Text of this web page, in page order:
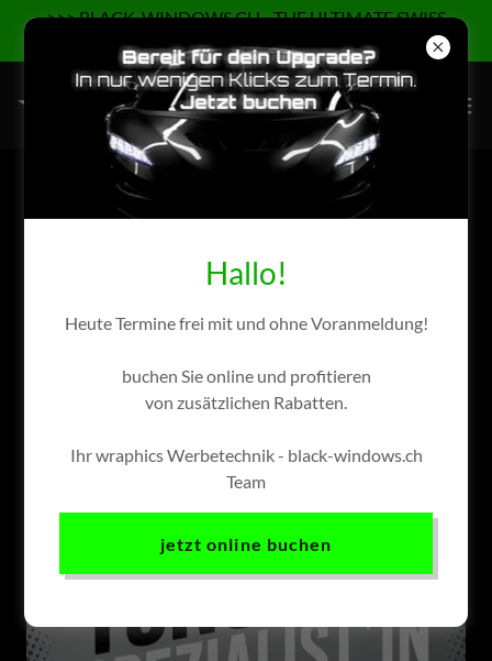
>>> BLACK-WINDOWS.CH - THE ULTIMATE SWISS
BRAND OF GLASS TINTING <<<
OFFENE STELLENHallo!
Heute Termine frei mit und ohne Voranmeldung!
buchen Sie online und profitieren
von zusätzlichen Rabatten.
Ihr wraphics Werbetechnik - black-windows.ch
Team
jetzt online buchen